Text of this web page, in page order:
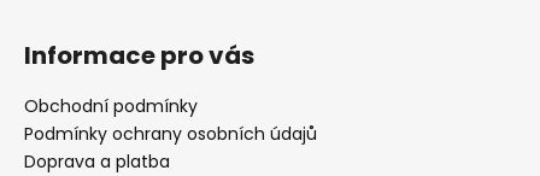
Informace pro vás
Obchodní podmínky
Podmínky ochrany osobních údajů
Doprava a platba